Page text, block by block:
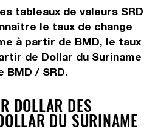
tableaux de valeurs SRD
le taux de change
à partir de BMD, le taux
de Dollar du Suriname
BMD / SRD.
DOLLAR DES
DU SURINAME